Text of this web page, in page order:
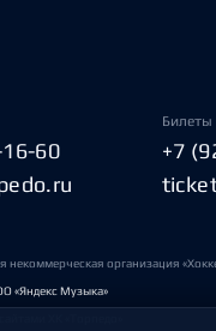
60
Билеты
+7
организация
«Яндекс Музыка»